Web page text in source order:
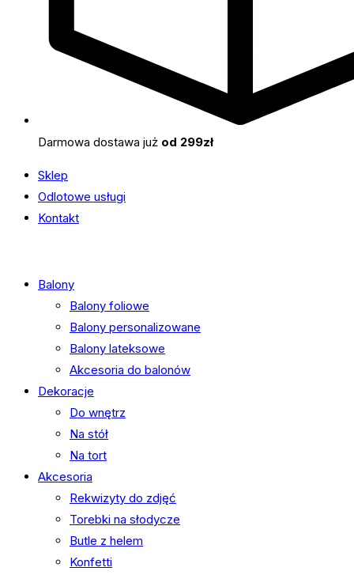
Darmowa dostawa już od 299zł
Sklep
Odlotowe usługi
Kontakt
Balony
Balony foliowe
Balony personalizowane
Balony lateksowe
Akcesoria do balonów
Dekoracje
Do wnętrz
Na stół
Na tort
Akcesoria
Rekwizyty do zdjęć
Torebki na słodycze
Butle z helem
Konfetti